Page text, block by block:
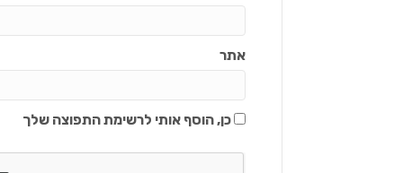
אתר
כן, הוסף אותי לרשימת התפוצה שלך